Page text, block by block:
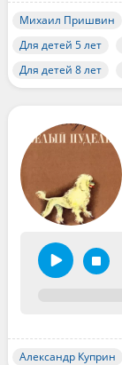
Михаил Пришвин
Для детей 5 лет
Для детей 8 лет
Александр Куприн